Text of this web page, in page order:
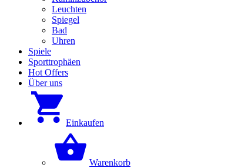
Leuchten
Spiegel
Bad
Uhren
Spiele
Sporttrophäen
Hot Offers
Über uns
Einkaufen
Warenkorb